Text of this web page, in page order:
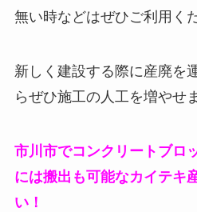
無い時などはぜひご利用く
新しく建設する際に産廃を
らぜひ施工の人工を増やせ
市川市でコンクリートブロ
には搬出も可能なカイテキ
い！